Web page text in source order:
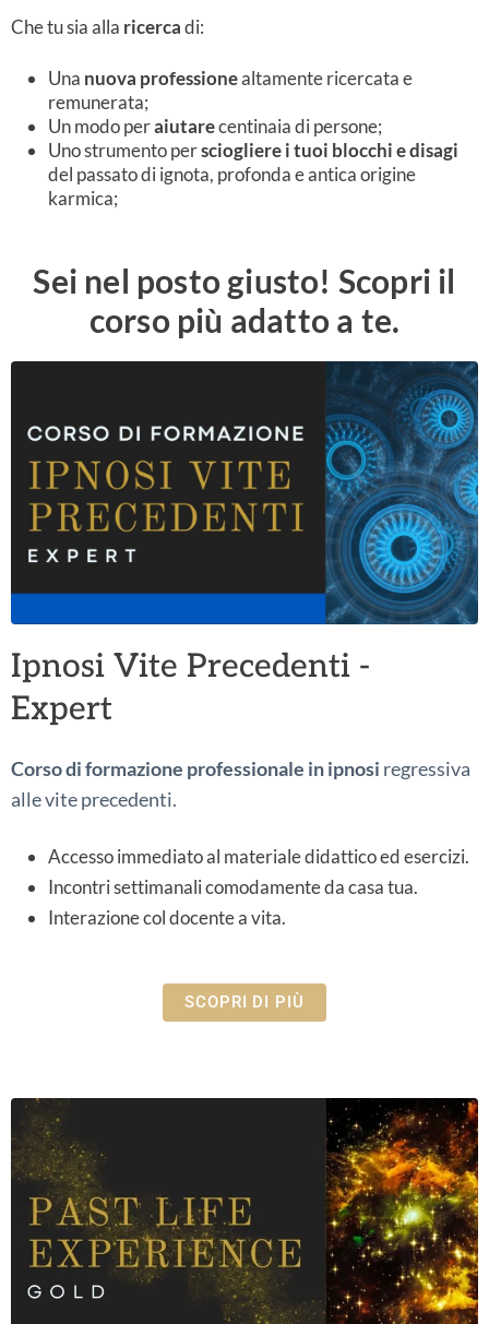
Che tu sia alla ricercadi:
Una nuova professionealtamente ricercata e
remunerata;
Un modo peraiutarecentinaia di persone;
Uno strumento persciogliere i tuoi blocchi e disagi
del passato di ignota, profonda e antica origine
karmica;
Sei nel posto giusto! Scopri il
corso più adatto a te.
Ipnosi Vite Precedenti -
Expert
Corso di formazione professionale in ipnosi regressiva
alle vite precedenti.
Accesso immediato al materiale didattico ed esercizi.
Incontri settimanali comodamente da casa tua.
Interazione col docente a vita.
SCOPRI DI PIÙ